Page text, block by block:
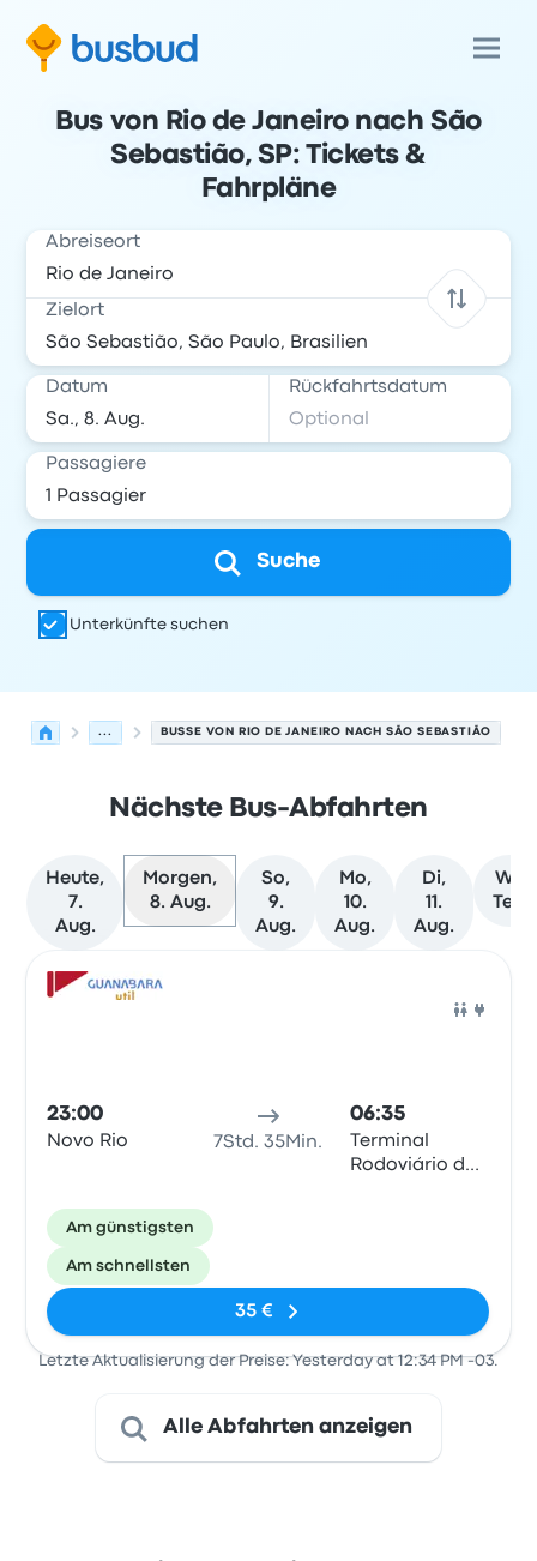
Bus von Rio de Janeiro nach São
Sebastião, SP: Tickets &
Fahrpläne
Abreiseort
Zielort
Datum Rückfahrtsdatum
Passagiere
Suche
Unterkünfte suchen
... BUSSE VON RIO DE JANEIRO NACH SÃO SEBASTIÃO
Nächste Bus-Abfahrten
Heute,
7.
Aug.
Morgen,
8. Aug.
So,
9.
Aug.
Mo,
10.
Aug.
Di,
11.
Aug.
23:00
Novo Rio 7Std. 35Min.
06:35
Terminal
Rodoviário de
Am günstigsten
Am schnellsten
35 €
Letzte Aktualisierung der Preise: Yesterday at 12:34 PM -03.
Alle Abfahrten anzeigen